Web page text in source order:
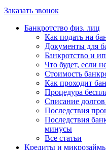
Заказать звонок
Банкротство физ. лиц
Как подать на
Документы для
Банкротство и
Что будет, если
Стоимость
Как проходит
Процедура
Списание
Последствия
Последствия
минусы
Все статьи
Кредиты и